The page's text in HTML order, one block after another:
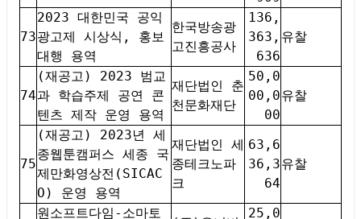
73
2023 대한민국 공익
광고제 시상식, 홍보
대행 용역
한국방송광
고진흥공사
136,
363,
636
유찰
74
(재공고) 2023 범교
과 학습주제 공연 콘
텐츠 제작 운영 용역
재단법인 춘
천문화재단
50,0
00,0
00
유찰
75
(재공고) 2023년 세
종웹툰캠퍼스 세종 국
제만화영상전(SICAC
O) 운영 용역
재단법인 세
종테크노파
크
63,6
36,3
64
유찰
원소프트다임-소마토
25,0